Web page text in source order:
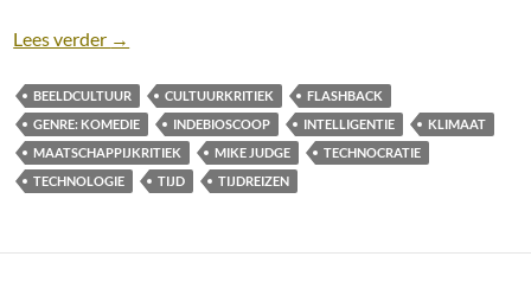
Lees verder Artikel: Idiocracy [Mike Judge, 2006]: Domheid als
→
BEELDCULTUUR CULTUURKRITIEK
FLASHBACK
GENRE: KOMEDIE
INDEBIOSCOOP INTELLIGENTIE
KLIMAAT
MAATSCHAPPIJKRITIEK
MIKE JUDGE
TECHNOCRATIE
TECHNOLOGIE
TIJD TIJDREIZEN